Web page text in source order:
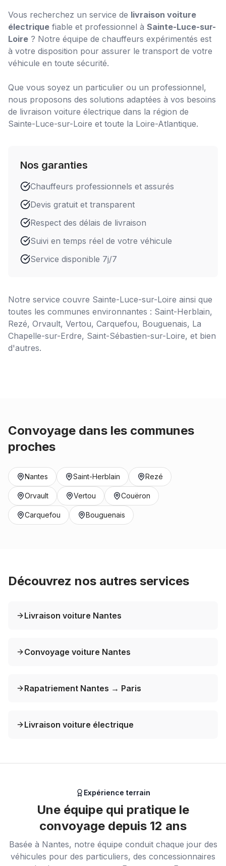
Vous recherchez un service de livraison voiture
électrique fiable et professionnel à Sainte-Luce-sur-
Loire ? Notre équipe de chauffeurs expérimentés est
à votre disposition pour assurer le transport de votre
véhicule en toute sécurité.
Que vous soyez un particulier ou un professionnel,
nous proposons des solutions adaptées à vos besoins
de livraison voiture électrique dans la région de
Sainte-Luce-sur-Loire et toute la Loire-Atlantique.
Nos garanties
Chauffeurs professionnels et assurés
Devis gratuit et transparent
Respect des délais de livraison
Suivi en temps réel de votre véhicule
Service disponible 7j/7
Notre service couvre Sainte-Luce-sur-Loire ainsi que
toutes les communes environnantes : Saint-Herblain,
Rezé, Orvault, Vertou, Carquefou, Bouguenais, La
Chapelle-sur-Erdre, Saint-Sébastien-sur-Loire, et bien
d'autres.
Convoyage dans les communes
proches
Nantes Saint-Herblain Rezé
Orvault Vertou Couëron
Carquefou Bouguenais
Découvrez nos autres services
Livraison voiture Nantes
Convoyage voiture Nantes
Rapatriement Nantes → Paris
Livraison voiture électrique
Expérience terrain
Une équipe qui pratique le
convoyage depuis 12 ans
Basée à Nantes, notre équipe conduit chaque jour des
véhicules pour des particuliers, des concessionnaires